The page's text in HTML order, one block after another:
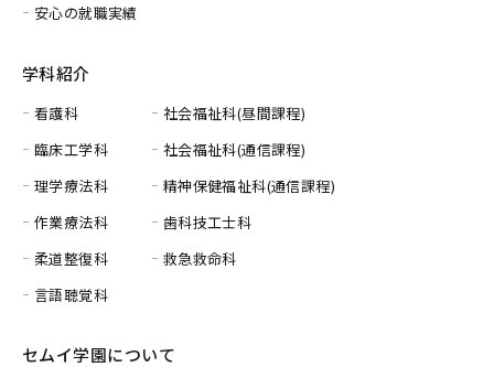
安心の就職実績
学科紹介
看護科
臨床工学科
理学療法科
作業療法科
柔道整復科
言語聴覚科
社会福祉科(昼間課程)
社会福祉科(通信課程)
精神保健福祉科(通信課程)
歯科技工士科
救急救命科
セムイ学園について